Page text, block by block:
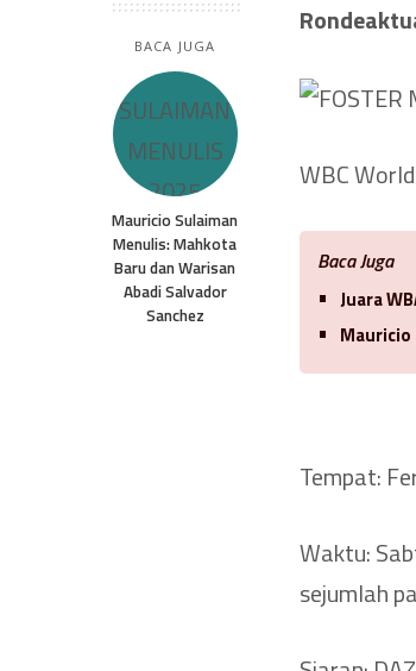
BACA JUGA
Mauricio Sulaiman
Menulis: Mahkota
Baru dan Warisan
Abadi Salvador
Sanchez
WBC
Baca Juga
Juara
Mauricio
Tempat:
Waktu:
sejumlah